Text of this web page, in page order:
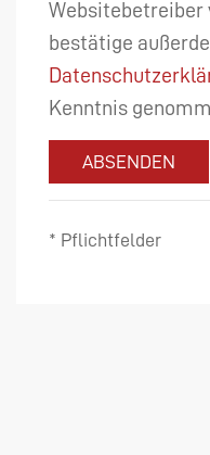
Websitebetreiber
bestätige
Kenntnis
ABSENDEN
* Pflichtfelder